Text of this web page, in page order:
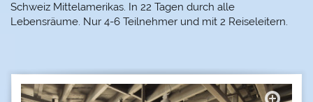
Schweiz Mittelamerikas. In 22 Tagen durch alle
Lebensräume. Nur 4-6 Teilnehmer und mit 2 Reiseleitern.